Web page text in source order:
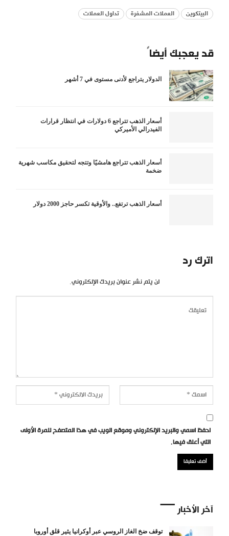
البيتكوين العملات المشفرة تداول العملات
قد يعجبك أيضاً
الدولار يتراجع لأدنى مستوى في 7 أشهر
أسعار الذهب تتراجع 6 دولارات في انتظار قرارات
الفيدرالي الأميركي
أسعار الذهب تتراجع هامشيًا وتتجه لتحقيق مكاسب شهرية
ضخمة
أسعار الذهب ترتفع.. والأوقية تكسر حاجز 2000 دولار
اترك رد
لن يتم نشر عنوان بريدك الإلكتروني.
احفظ اسمي والبريد الإلكتروني وموقع الويب في هذا المتصفح للمرة الأولى
التي أعلق فيها.
آخر الأخبار
توقف ضخ الغاز الروسي عبر أوكرانيا يثير قلق أوروبا